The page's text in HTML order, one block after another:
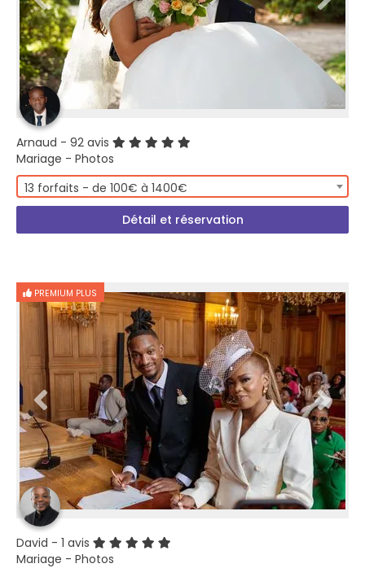
Arnaud - 92 avis
Mariage - Photos
13 forfaits - de 100€ à 1400€
Détail et réservation
PREMIUM PLUS
David - 1 avis
Mariage - Photos